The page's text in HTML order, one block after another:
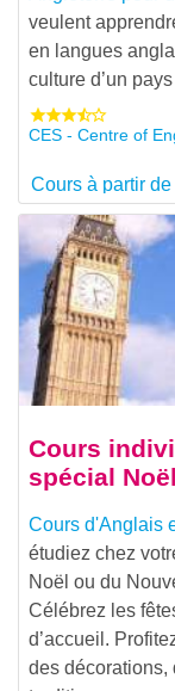
veulent
en langues
culture d’un
CES - Centre of
Cours à partir
Cours
spécial
Cours d'Anglais
étudiez chez
Noël ou du
Célébrez les
d’accueil.
des décorations,